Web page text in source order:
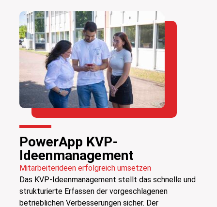
PowerApp KVP-
Ideenmanagement
Mitarbeiterideen erfolgreich umsetzen
Das KVP-Ideenmanagement stellt das schnelle und
strukturierte Erfassen der vorgeschlagenen
betrieblichen Verbesserungen sicher. Der